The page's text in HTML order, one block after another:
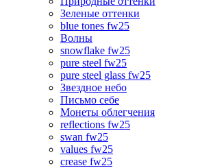
Зеленые оттенки
blue tones fw25
Волны
snowflake fw25
pure steel fw25
pure steel glass fw25
Звездное небо
Письмо себе
Монеты облегчения
reflections fw25
swan fw25
values fw25
crease fw25